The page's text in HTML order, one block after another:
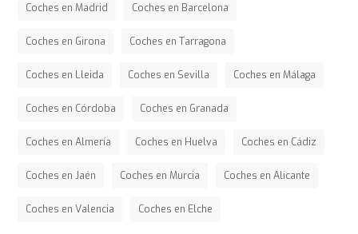
Coches en Madrid Coches en Barcelona
Coches en Girona Coches en Tarragona
Coches en Lleida Coches en Sevilla Coches en Málaga
Coches en Córdoba Coches en Granada
Coches en Almería Coches en Huelva Coches en Cádiz
Coches en Jaén Coches en Murcia Coches en Alicante
Coches en Valencia Coches en Elche